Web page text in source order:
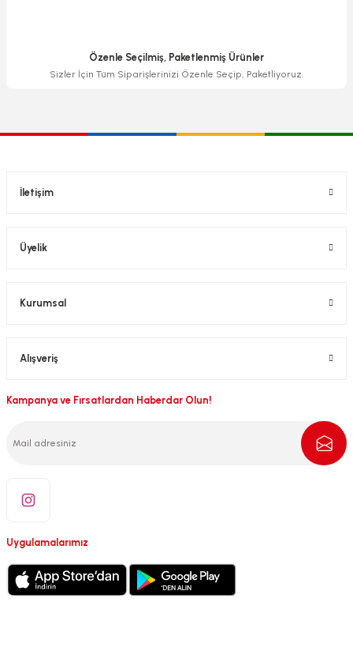
Özenle Seçilmiş, Paketlenmiş Ürünler
Sizler İçin Tüm Siparişlerinizi Özenle Seçip, Paketliyoruz.
İletişim
Üyelik
Kurumsal
Alışveriş
Kampanya ve Fırsatlardan Haberdar Olun!
Uygulamalarımız